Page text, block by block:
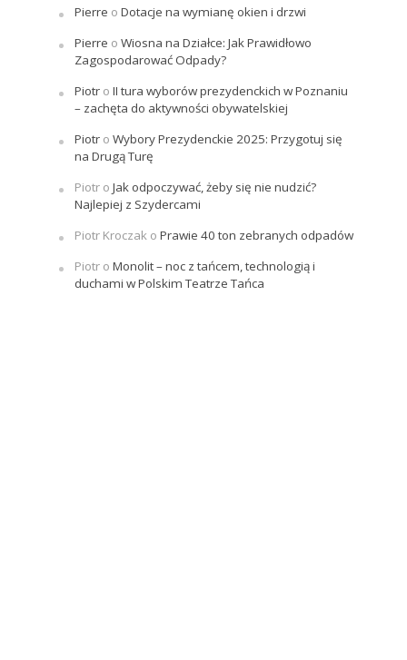
Pierre o Dotacje na wymianę okien i drzwi
Pierre o Wiosna na Działce: Jak Prawidłowo
Zagospodarować Odpady?
Piotro II tura wyborów prezydenckich w Poznaniu
– zachęta do aktywności obywatelskiej
Piotro Wybory Prezydenckie 2025: Przygotuj się
na Drugą Turę
Piotro Jak odpoczywać, żeby się nie nudzić?
Najlepiej z Szydercami
Piotr Kroczako Prawie 40 ton zebranych odpadów
Piotro Monolit – noc z tańcem, technologią i
duchami w Polskim Teatrze Tańca